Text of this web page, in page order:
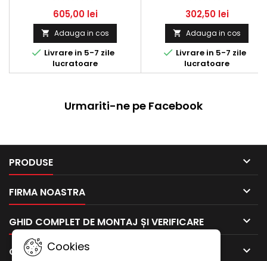
MOTOARE 2.5 CRDI
605,00 lei
 Adauga in cos
 Livrare in 5-7 zile
lucratoare
302,50 lei
 Adauga in cos
 Livrare in 5-7 zile
lucratoare
Urmariti-ne pe Facebook
PRODUSE 
FIRMA NOASTRA 
GHID COMPLET DE MONTAJ ȘI VERIFICARE 
CONTUL TAU 
Cookies